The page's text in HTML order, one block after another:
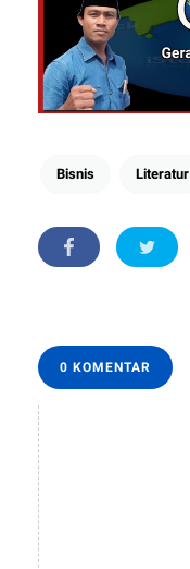
Bisnis Literatur
0 KOMENTAR